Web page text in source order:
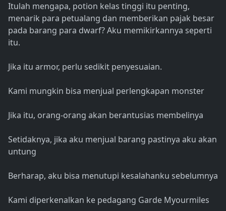
Itulah mengapa, potion kelas tinggi itu penting,
menarik para petualang dan memberikan pajak besar
pada barang para dwarf? Aku memikirkannya seperti
itu.
Jika itu armor, perlu sedikit penyesuaian.
Kami mungkin bisa menjual perlengkapan monster
Jika itu, orang-orang akan berantusias membelinya
Setidaknya, jika aku menjual barang pastinya aku akan
untung
Berharap, aku bisa menutupi kesalahanku sebelumnya
Kami diperkenalkan ke pedagang Garde Myourmiles